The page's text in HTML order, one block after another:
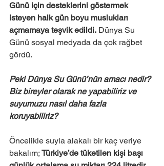
Günü için desteklerini göstermek
isteyen halk gün boyu muslukları
açmamaya teşvik edildi. Dünya Su
Günü sosyal medyada da çok rağbet
gördü.
Peki Dünya Su Günü’nün amacı nedir?
Biz bireyler olarak ne yapabiliriz ve
suyumuzu nasıl daha fazla
koruyabiliriz?
Öncelikle suyla alakalı bir kaç veriye
bakalım; Türkiye’de tüketilen kişi başı